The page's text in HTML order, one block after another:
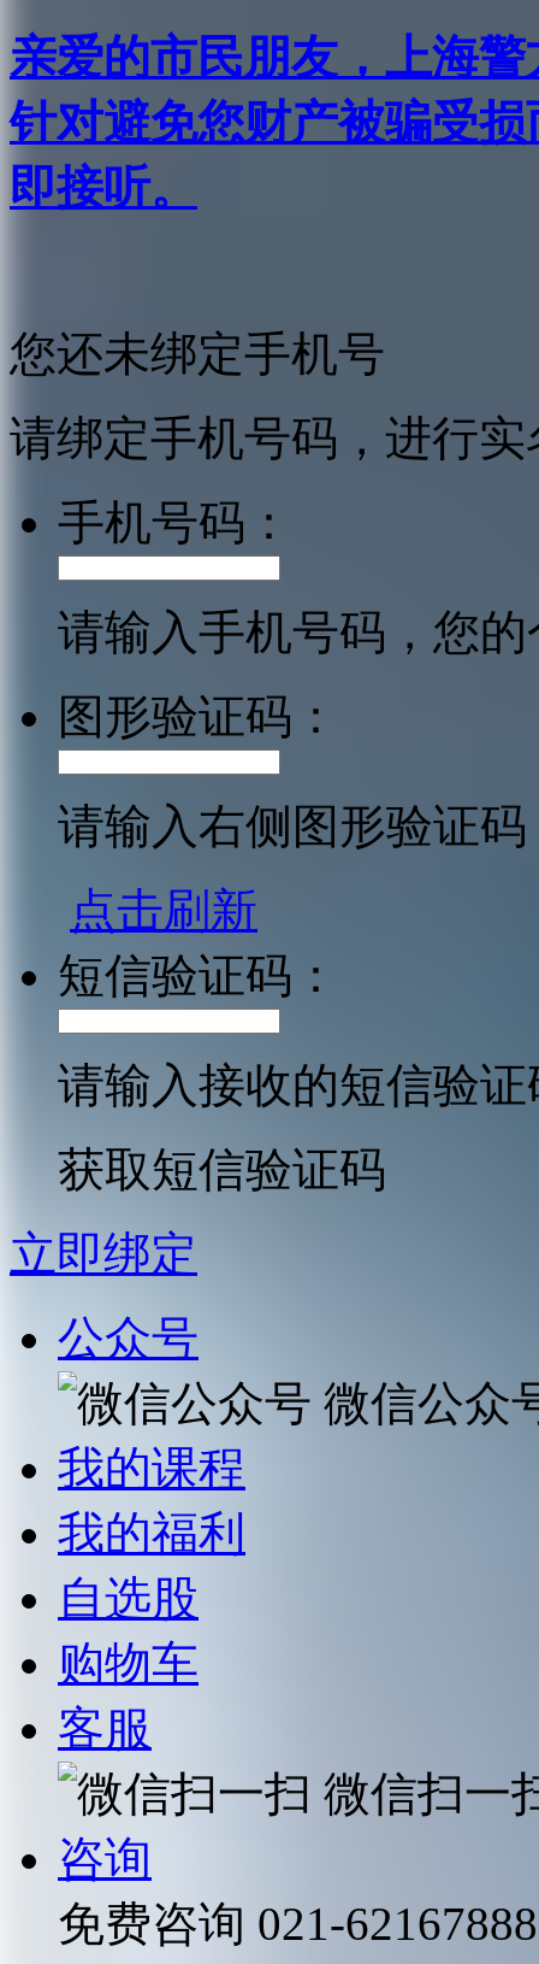
亲爱的市民朋友，上海
针对避免您财产被骗受
即接听。
您还未绑定手机号
请绑定手机号码，进行
手机号码：
请输入手机号码，您
图形验证码：
请输入右侧图形验证码
点击刷新
短信验证码：
请输入接收的短信验证
获取短信验证码
立即绑定
公众号
微信公众
我的课程
我的福利
自选股
购物车
客服
微信扫一
咨询
免费咨询 021-62167888